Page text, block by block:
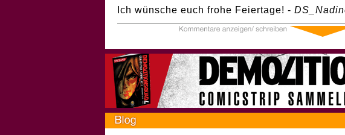
Ich wünsche euch frohe Feiertage! -